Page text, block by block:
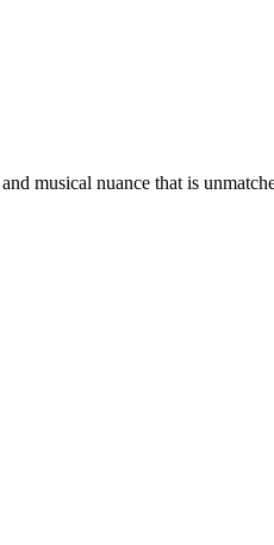
musical nuance that is